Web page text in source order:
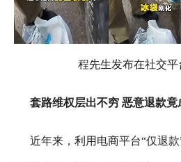
程先生发布在社交平
套路维权层出不穷 恶意退款竟
近年来，利用电商平台“仅退款